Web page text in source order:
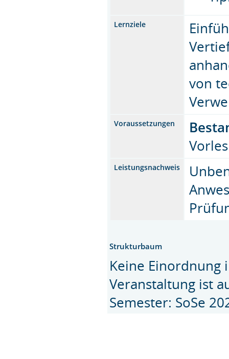
Lernziele
von
Voraussetzungen
Leistungsnachweis
Strukturbaum
Keine Einordnung
Veranstaltung ist
Semester: SoSe